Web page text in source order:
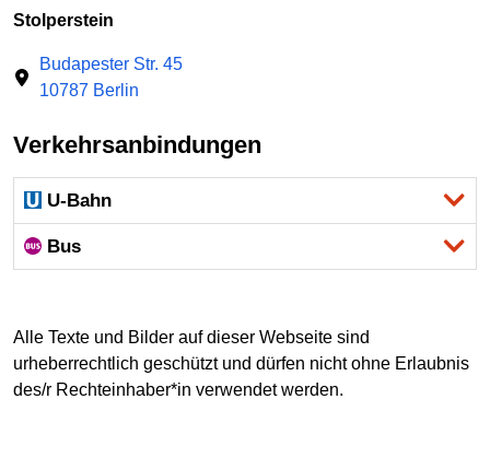
Stolperstein
Budapester Str. 45
10787 Berlin
Verkehrsanbindungen
U-Bahn
Bus
Alle Texte und Bilder auf dieser Webseite sind
urheberrechtlich geschützt und dürfen nicht ohne Erlaubnis
des/r Rechteinhaber*in verwendet werden.